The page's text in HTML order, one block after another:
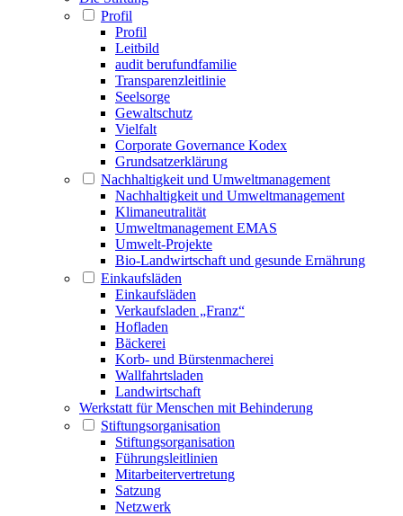
Profil
Profil
Leitbild
audit berufundfamilie
Transparenzleitlinie
Seelsorge
Gewaltschutz
Vielfalt
Corporate Governance Kodex
Grundsatzerklärung
Nachhaltigkeit und Umweltmanagement
Nachhaltigkeit und Umweltmanagement
Klimaneutralität
Umweltmanagement EMAS
Umwelt-Projekte
Bio-Landwirtschaft und gesunde Ernährung
Einkaufsläden
Einkaufsläden
Verkaufsladen „Franz“
Hofladen
Bäckerei
Korb- und Bürstenmacherei
Wallfahrtsladen
Landwirtschaft
Werkstatt für Menschen mit Behinderung
Stiftungsorganisation
Stiftungsorganisation
Führungsleitlinien
Mitarbeitervertretung
Satzung
Netzwerk